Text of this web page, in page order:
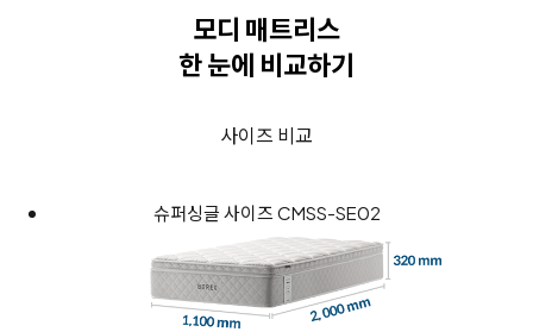
모디 매트리스
한 눈에 비교하기
사이즈 비교
슈퍼싱글 사이즈 CMSS-SE02